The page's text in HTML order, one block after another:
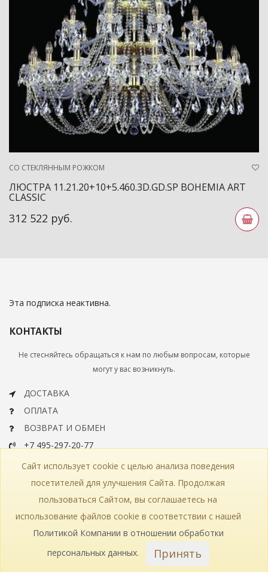
СО СТЕКЛЯННЫМ РОЖКОМ
ЛЮСТРА 11.21.20+10+5.460.3D.GD.SP BOHEMIA ART
CLASSIC
312 522 руб.
Эта подписка неактивна.
КОНТАКТЫ
Не стесняйтесь обращаться к нам по любым вопросам, которые
могут у вас возникнуть.
ДОСТАВКА
ОПЛАТА
ВОЗВРАТ И ОБМЕН
+7 495-297-20-77
info@bohemiaartclassic.ru
СКАЧАТЬ КАТАЛОГ
КАТАЛОГ
ПОЛИТИКА КОНФИДЕНЦИАЛЬНОСТИ
СТАТЬИ
ПРОИЗВОДСТВО
© 2018—2026 Bohemia Art Classic
Сайт использует cookie с целью анализа поведения
посетителей для улучшения Сайта. Продолжая
пользоваться Сайтом, вы соглашаетесь на
использование файлов cookie в соответствии с нашей
Политикой Компании в отношении обработки
персональных данных. Принять